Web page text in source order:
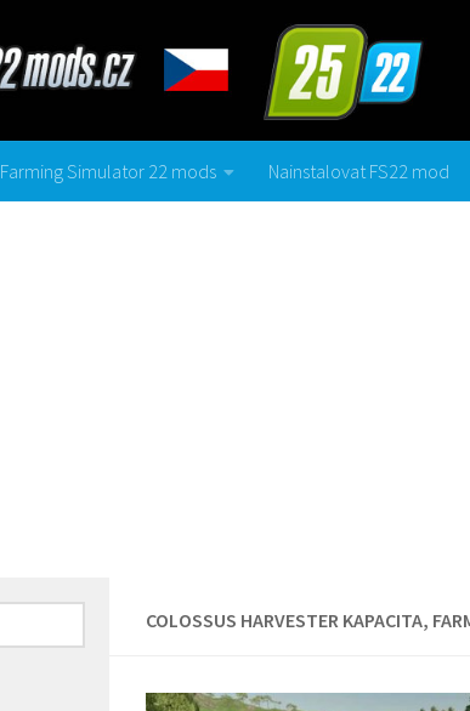
Farming Simulator 22 mods Nainstalovat FS22 mod
COLOSSUS HARVESTER KAPACITA,